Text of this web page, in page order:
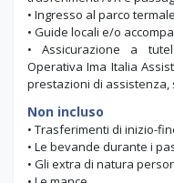
• Ingresso al parco termale
• Guide locali e/o
• Assicurazione a
Operativa Ima Italia
prestazioni di assistenza,
Non incluso
• Trasferimenti di inizio-
• Le bevande durante i
• Gli extra di natura